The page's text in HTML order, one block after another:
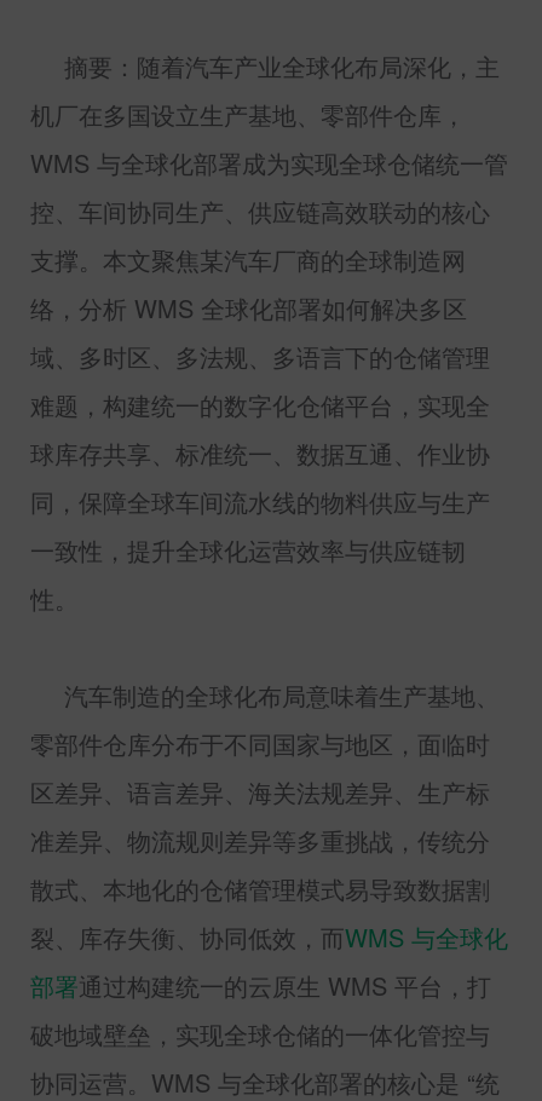
摘要：随着汽车产业全球化布局深化，主
机厂在多国设立生产基地、零部件仓库，
WMS 与全球化部署成为实现全球仓储统一管
控、车间协同生产、供应链高效联动的核心
支撑。本文聚焦某汽车厂商的全球制造网
络，分析 WMS 全球化部署如何解决多区
域、多时区、多法规、多语言下的仓储管理
难题，构建统一的数字化仓储平台，实现全
球库存共享、标准统一、数据互通、作业协
同，保障全球车间流水线的物料供应与生产
一致性，提升全球化运营效率与供应链韧
性。
汽车制造的全球化布局意味着生产基地、
零部件仓库分布于不同国家与地区，面临时
区差异、语言差异、海关法规差异、生产标
准差异、物流规则差异等多重挑战，传统分
散式、本地化的仓储管理模式易导致数据割
裂、库存失衡、协同低效，而WMS 与全球化
部署通过构建统一的云原生 WMS 平台，打
破地域壁垒，实现全球仓储的一体化管控与
协同运营。 WMS 与全球化部署的核心是 “统